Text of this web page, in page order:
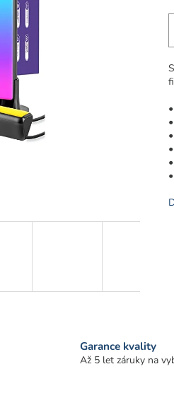
Garance kvality
Až 5 let záruky na